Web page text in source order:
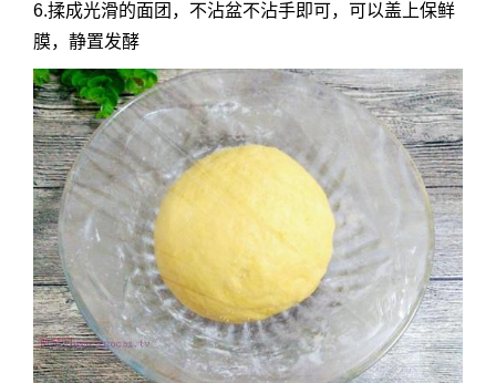
6.揉成光滑的面团，不沾盆不沾手即可，可以盖上保鲜
膜，静置发酵